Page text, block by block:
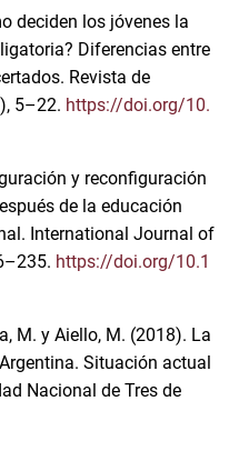
deciden los jóvenes la
Diferencias entre
Revista de
5–22. https://doi.org/10.
y reconfiguración
de la educación
International Journal of
https://doi.org/10.1
M. y Aiello, M. (2018). La
Situación actual
Nacional de Tres de